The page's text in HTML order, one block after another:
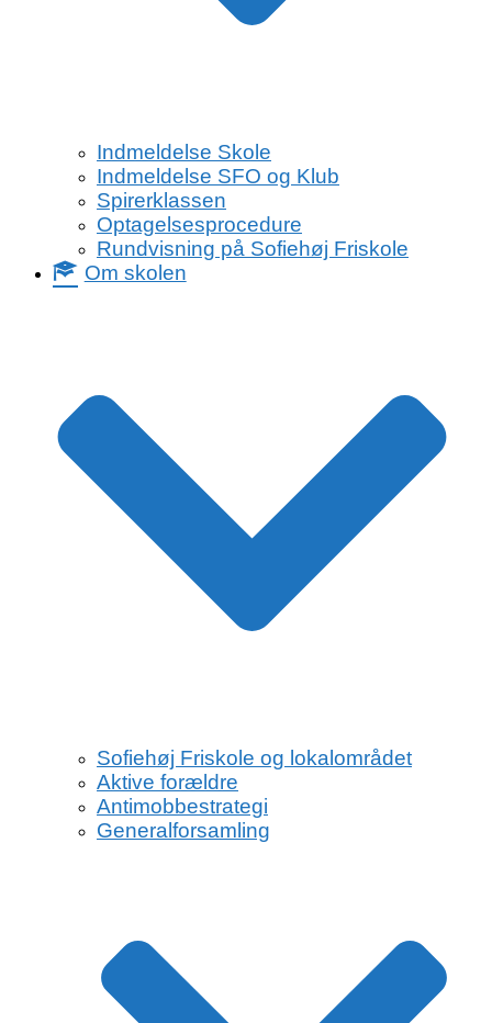
Indmeldelse Skole
Indmeldelse SFO og Klub
Spirerklassen
Optagelsesprocedure
Rundvisning på Sofiehøj Friskole
Om skolen
Sofiehøj Friskole og lokalområdet
Aktive forældre
Antimobbestrategi
Generalforsamling